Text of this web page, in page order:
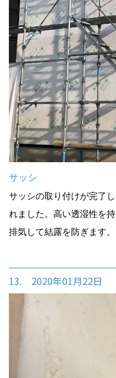
サッシ
サッシの取り付けが完了
れました。高い透湿性を
排気して結露を防ぎます。
13. 2020年01月22日